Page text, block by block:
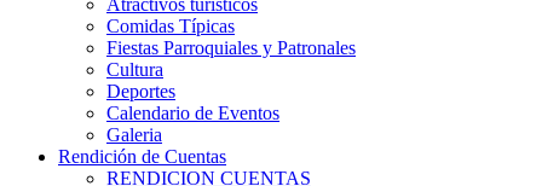
Atractivos turisticos
Comidas Típicas
Fiestas Parroquiales y Patronales
Cultura
Deportes
Calendario de Eventos
Galeria
Rendición de Cuentas
RENDICION CUENTAS